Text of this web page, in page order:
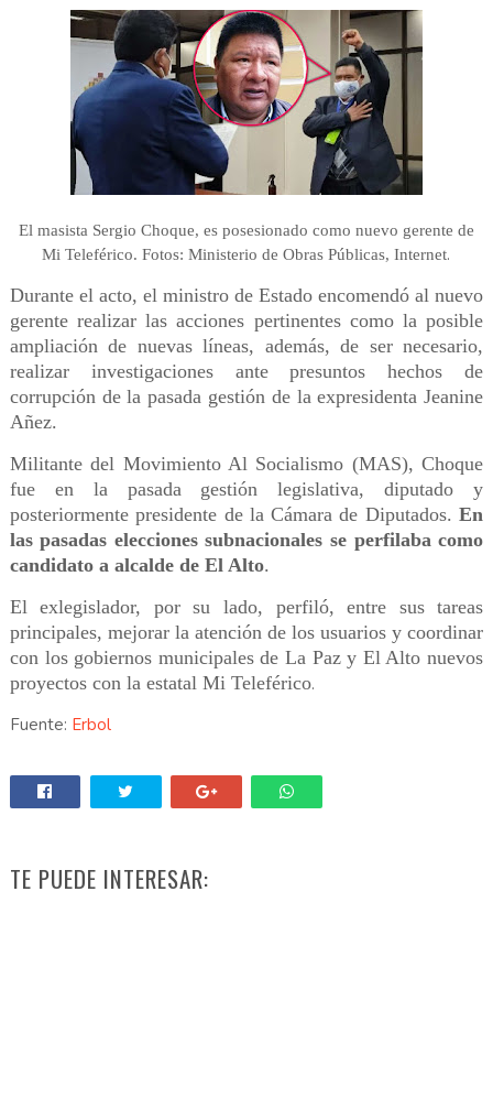
El masista Sergio Choque, es posesionado como nuevo gerente de
Mi Teleférico. Fotos: Ministerio de Obras Públicas, Internet.
Durante el acto, el ministro de Estado encomendó al nuevo
gerente realizar las acciones pertinentes como la posible
ampliación de nuevas líneas, además, de ser necesario,
realizar investigaciones ante presuntos hechos de
corrupción de la pasada gestión de la expresidenta Jeanine
Añez.
Militante del Movimiento Al Socialismo (MAS), Choque
fue en la pasada gestión legislativa, diputado y
posteriormente presidente de la Cámara de Diputados.En
las pasadas elecciones subnacionales se perfilaba como
candidato a alcalde de El Alto.
El exlegislador, por su lado, perfiló, entre sus tareas
principales, mejorar la atención de los usuarios y coordinar
con los gobiernos municipales de La Paz y El Alto nuevos
proyectos con la estatal Mi Teleférico.
Fuente: Erbol
TE PUEDE INTERESAR: